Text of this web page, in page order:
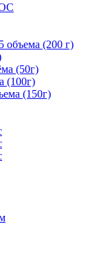
объема (200 г)
(50г)
(100г)
(150г)